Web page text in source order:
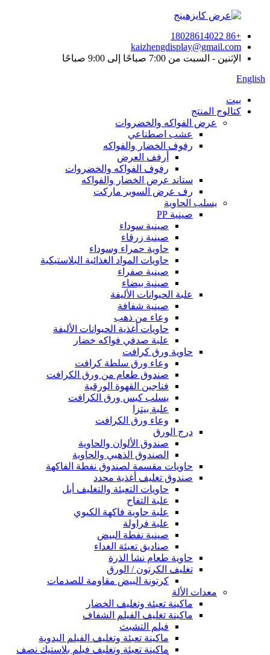
+86 18028614022
kaizhengdisplay@gmail.com
الإثنين - السبت من 7:00 صباحًا إلى 9:00 صباحًا
English
بيت
كتالوج المنتج
عرض الفواكه والخضروات
عشب اصطناعي
رفوف الخضار والفواكه
أرفف العرض
رفوف الفواكه والخضروات
ستاند عرض الخضار والفواكه
رف عرض السوبر ماركت
يسلب الحاوية
صينية PP
صينية سوداء
صينية زرقاء
حاوية حمراء وسوداء
حاويات المواد الغذائية البلاستيكية
صينية صفراء
صينية بيضاء
علبة الحيوانات الأليفة
صينية شفافة
وعاء من ذهب
حاويات أغذية الحيوانات الأليفة
علبة صدفي فواكه خضار
حاوية ورق كرافت
وعاء ورق سلطة كرافت
صندوق طعام من ورق الكرافت
فناجين القهوة الورقية
يسلب كيس ورق الكرافت
علبة بيتزا
وعاء ورق الكرافت
درج الورق
صندوق الألوان والحاوية
الصندوق الذهبي والحاوية
حاويات مقسمة لصندوق نفطة الفاكهة
صندوق تغليف أغذية محدد
حاويات التعبئة والتغليف أبل
علبة التفاح
علبة حاوية فاكهة الكيوي
علبة فراولة
صينية نفطة البيض
صناديق تعبئة الغداء
حاوية طعام نشا الذرة
تغليف الكرتون / الورق
كرتونة البيض مقاومة للصدمات
معدات الألة
ماكينة تعبئة وتغليف الخضار
ماكينة تغليف الفيلم الشفاف
فيلم التشبث
ماكينة تعبئة وتغليف الفيلم اليدوية
ماكينة تعبئة وتغليف فيلم بلاستيك نصف